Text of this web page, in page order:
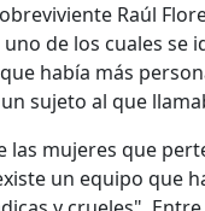
Raúl
de los cuales se
había más
sujeto al que
las mujeres que
un equipo que